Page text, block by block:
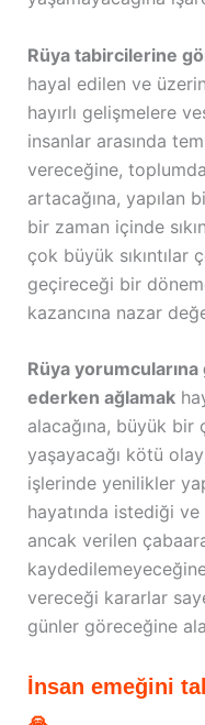
Rüya tabircilerine
hayal edilen ve
hayırlı gelişmelere
insanlar arasında
vereceğine,
artacağına, yapılan
bir zaman içinde
çok büyük
geçireceği bir
kazancına nazar
Rüya
ederken ağlamak
alacağına, büyük bir
yaşayacağı kötü
işlerinde yenilikler
hayatında istediği ve
ancak verilen
vereceği kararlar
günler göreceğine
İnsan emeğini